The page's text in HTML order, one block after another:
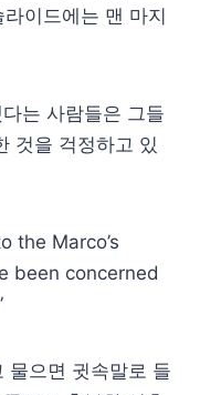
라이드에는 맨 마지
는 사람들은 그들
것을 걱정하고 있
the Marco’s
been concerned
물으면 귓속말로 들